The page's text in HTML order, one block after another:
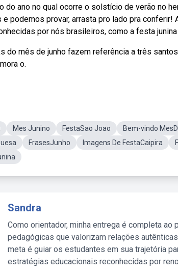
do ano no qual ocorre o solstício de verão no
e podemos provar, arrasta pro lado pra
por nós brasileiros, como a festa
do mês de junho fazem referência a três
o.
Mes Junino FestaSao Joao Bem-vindo
FrasesJunho Imagens De FestaCaipira
Sandra
Como orientador, minha entrega é completa
pedagógicas que valorizam relações
meta é guiar os estudantes em sua trajetória
estratégias educacionais reconhecidas por